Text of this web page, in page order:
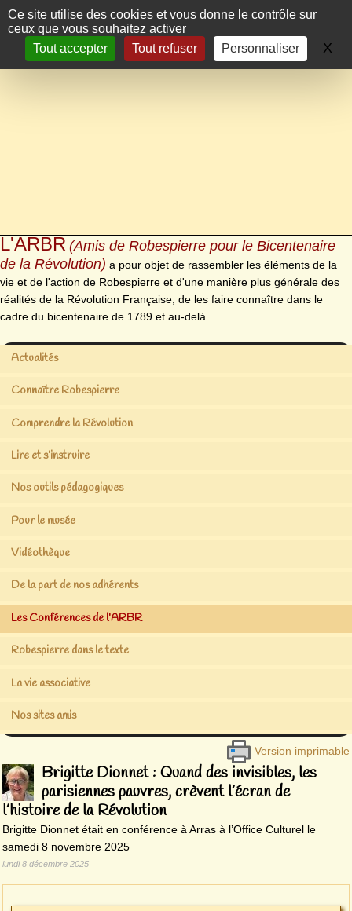
Panneau de gestion des cookies
Ce site utilise des cookies et vous donne le contrôle sur
ceux que vous souhaitez activer
Tout accepter
Tout refuser Personnaliser X
L'ARBR (Amis de Robespierre pour le Bicentenaire
de la Révolution) a pour objet de rassembler les éléments de la
vie et de l'action de Robespierre et d'une manière plus générale des
réalités de la Révolution Française, de les faire connaître dans le
cadre du bicentenaire de 1789 et au-delà.
Actualités
Connaître Robespierre
Comprendre la Révolution
Lire et s’instruire
Nos outils pédagogiques
Pour le musée
Vidéothèque
De la part de nos adhérents
Les Conférences de l’ARBR
Robespierre dans le texte
La vie associative
Nos sites amis
Version imprimable
Brigitte Dionnet : Quand des invisibles, les
parisiennes pauvres, crèvent l’écran de
l’histoire de la Révolution
Brigitte Dionnet était en conférence à Arras à l’Office Culturel le
samedi 8 novembre 2025
lundi 8 décembre 2025